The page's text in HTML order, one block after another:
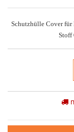
Schutzhülle Cover für
Stoff